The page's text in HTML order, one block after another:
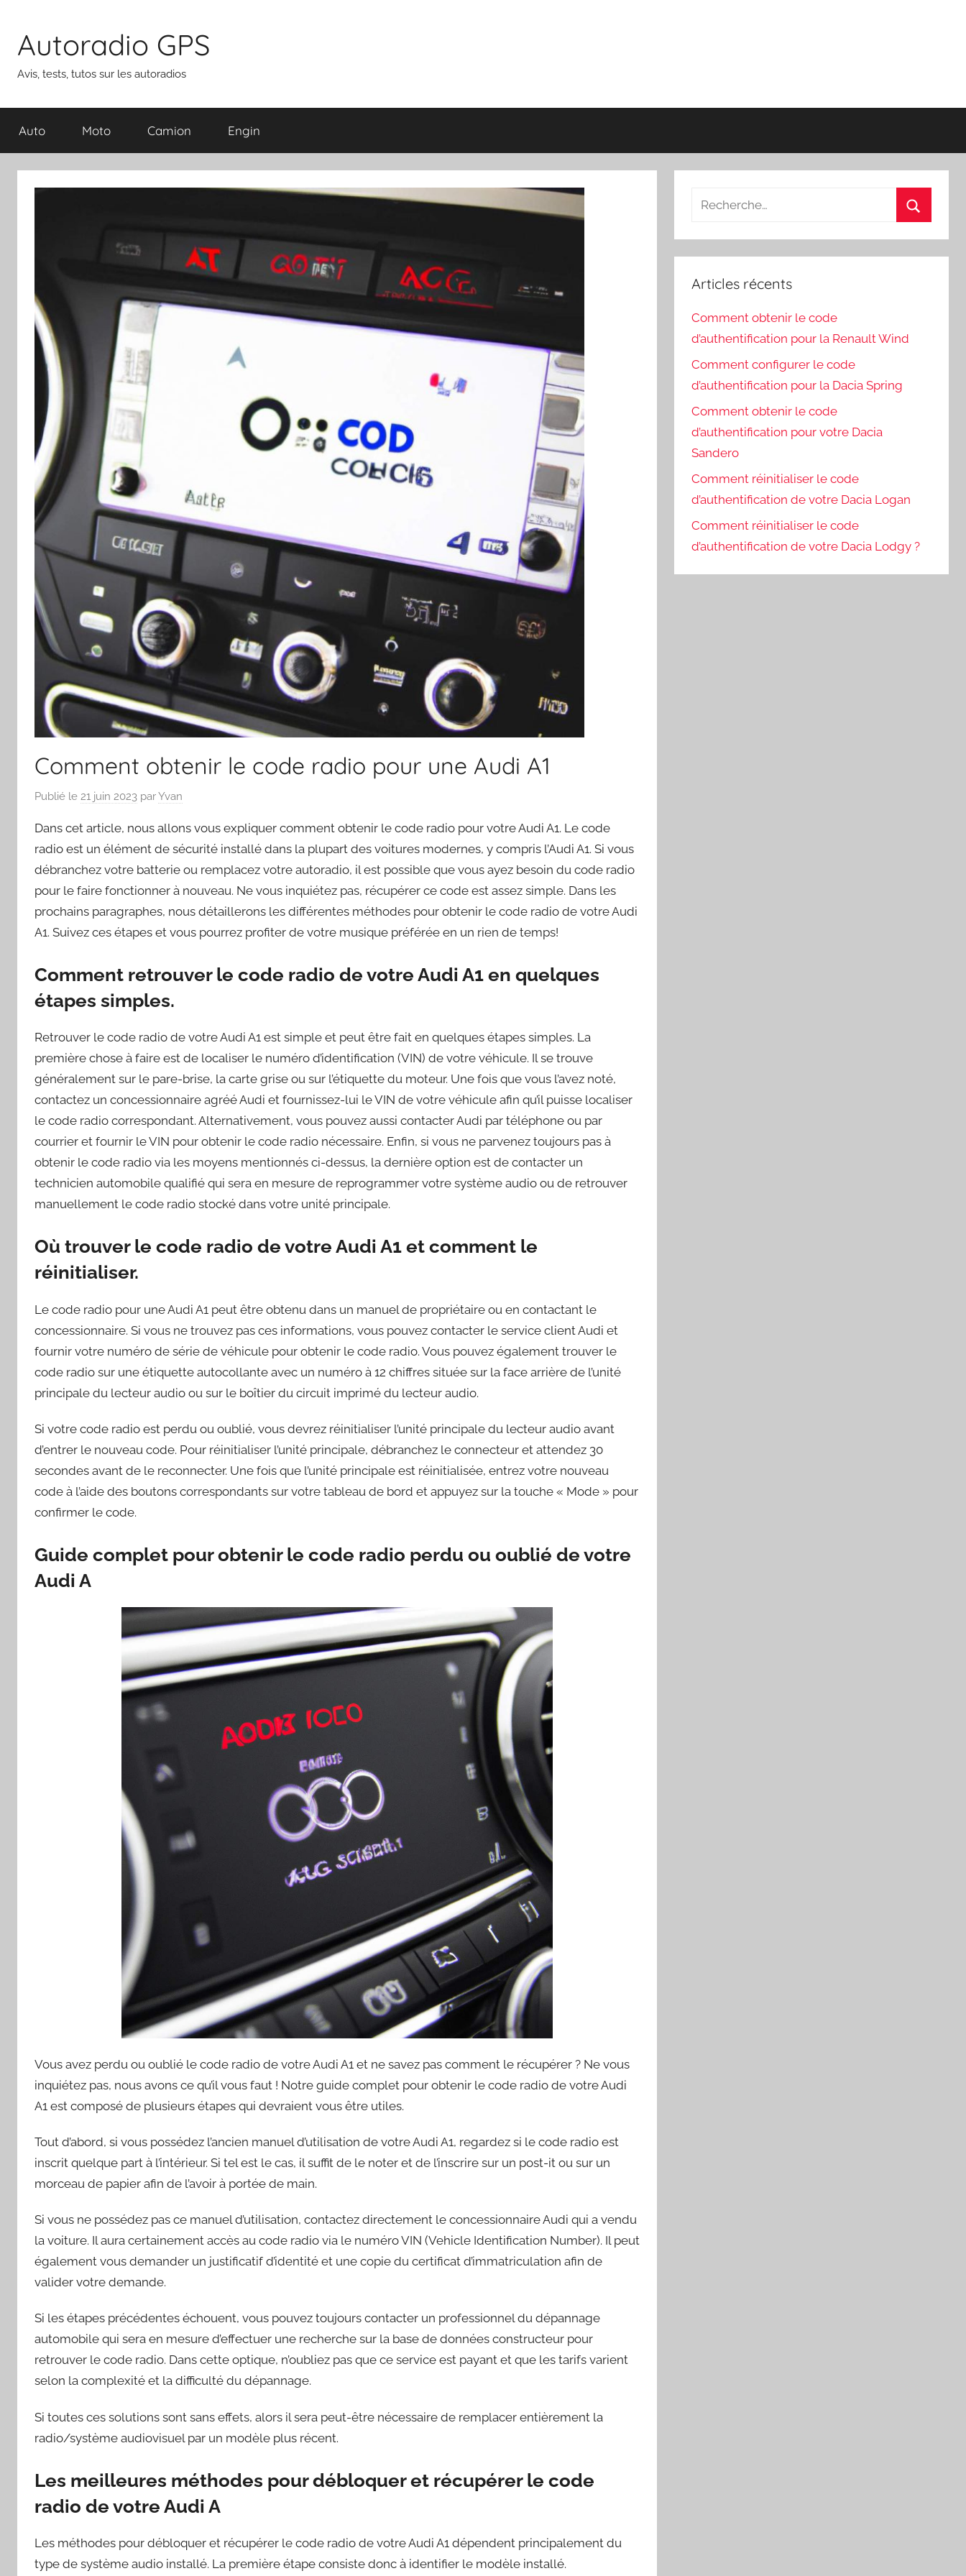
contenu
Autoradio GPS
Avis, tests, tutos sur les autoradios
Auto Moto Camion Engin
Comment obtenir le code radio pour une Audi A1
Publié le 21 juin 2023 parYvan
Dans cet article, nous allons vous expliquer comment obtenir le code radio pour votre Audi A1. Le code
radio est un élément de sécurité installé dans la plupart des voitures modernes, y compris l’Audi A1. Si vous
débranchez votre batterie ou remplacez votre autoradio, il est possible que vous ayez besoin du code radio
pour le faire fonctionner à nouveau. Ne vous inquiétez pas, récupérer ce code est assez simple. Dans les
prochains paragraphes, nous détaillerons les différentes méthodes pour obtenir le code radio de votre Audi
A1. Suivez ces étapes et vous pourrez profiter de votre musique préférée en un rien de temps!
Comment retrouver le code radio de votre Audi A1 en quelques
étapes simples.
Retrouver le code radio de votre Audi A1 est simple et peut être fait en quelques étapes simples. La
première chose à faire est de localiser le numéro d’identification (VIN) de votre véhicule. Il se trouve
généralement sur le pare-brise, la carte grise ou sur l’étiquette du moteur. Une fois que vous l’avez noté,
contactez un concessionnaire agréé Audi et fournissez-lui le VIN de votre véhicule afin qu’il puisse localiser
le code radio correspondant. Alternativement, vous pouvez aussi contacter Audi par téléphone ou par
courrier et fournir le VIN pour obtenir le code radio nécessaire. Enfin, si vous ne parvenez toujours pas à
obtenir le code radio via les moyens mentionnés ci-dessus, la dernière option est de contacter un
technicien automobile qualifié qui sera en mesure de reprogrammer votre système audio ou de retrouver
manuellement le code radio stocké dans votre unité principale.
Où trouver le code radio de votre Audi A1 et comment le
réinitialiser.
Le code radio pour une Audi A1 peut être obtenu dans un manuel de propriétaire ou en contactant le
concessionnaire. Si vous ne trouvez pas ces informations, vous pouvez contacter le service client Audi et
fournir votre numéro de série de véhicule pour obtenir le code radio. Vous pouvez également trouver le
code radio sur une étiquette autocollante avec un numéro à 12 chiffres située sur la face arrière de l’unité
principale du lecteur audio ou sur le boîtier du circuit imprimé du lecteur audio.
Si votre code radio est perdu ou oublié, vous devrez réinitialiser l’unité principale du lecteur audio avant
d’entrer le nouveau code. Pour réinitialiser l’unité principale, débranchez le connecteur et attendez 30
secondes avant de le reconnecter. Une fois que l’unité principale est réinitialisée, entrez votre nouveau
code à l’aide des boutons correspondants sur votre tableau de bord et appuyez sur la touche « Mode » pour
confirmer le code.
Guide complet pour obtenir le code radio perdu ou oublié de votre
Audi A
Vous avez perdu ou oublié le code radio de votre Audi A1 et ne savez pas comment le récupérer ? Ne vous
inquiétez pas, nous avons ce qu’il vous faut ! Notre guide complet pour obtenir le code radio de votre Audi
A1 est composé de plusieurs étapes qui devraient vous être utiles.
Tout d’abord, si vous possédez l’ancien manuel d’utilisation de votre Audi A1, regardez si le code radio est
inscrit quelque part à l’intérieur. Si tel est le cas, il suffit de le noter et de l’inscrire sur un post-it ou sur un
morceau de papier afin de l’avoir à portée de main.
Si vous ne possédez pas ce manuel d’utilisation, contactez directement le concessionnaire Audi qui a vendu
la voiture. Il aura certainement accès au code radio via le numéro VIN (Vehicle Identification Number). Il peut
également vous demander un justificatif d’identité et une copie du certificat d’immatriculation afin de
valider votre demande.
Si les étapes précédentes échouent, vous pouvez toujours contacter un professionnel du dépannage
automobile qui sera en mesure d’effectuer une recherche sur la base de données constructeur pour
retrouver le code radio. Dans cette optique, n’oubliez pas que ce service est payant et que les tarifs varient
selon la complexité et la difficulté du dépannage.
Si toutes ces solutions sont sans effets, alors il sera peut-être nécessaire de remplacer entièrement la
radio/système audiovisuel par un modèle plus récent.
Les meilleures méthodes pour débloquer et récupérer le code
radio de votre Audi A
Les méthodes pour débloquer et récupérer le code radio de votre Audi A1 dépendent principalement du
type de système audio installé. La première étape consiste donc à identifier le modèle installé.
Recherche
:
Articles récents
Comment obtenir le code
d’authentification pour la Renault Wind
Comment configurer le code
d’authentification pour la Dacia Spring
Comment obtenir le code
d’authentification pour votre Dacia
Sandero
Comment réinitialiser le code
d’authentification de votre Dacia Logan
Comment réinitialiser le code
d’authentification de votre Dacia Lodgy ?